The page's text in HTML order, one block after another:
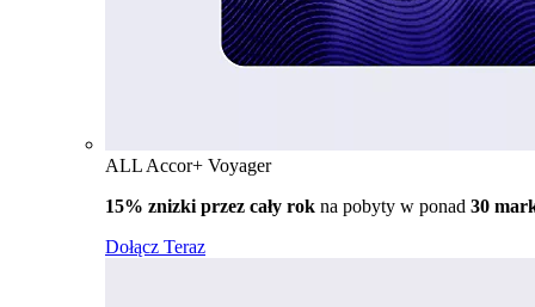
ALL Accor+ Voyager
15% znizki przez cały rok na pobyty w ponad 30
Dołącz Teraz